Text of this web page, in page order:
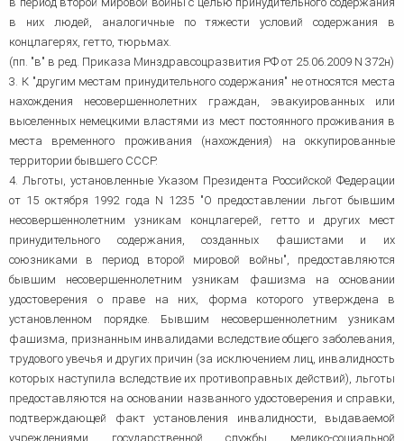
в них людей, аналогичные по тяжести условий содержания в
концлагерях, гетто, тюрьмах.
(пп. "в" в ред. Приказа Минздравсоцразвития РФ от 25.06.2009 N 372н)
3. К "другим местам принудительного содержания" не относятся места
нахождения несовершеннолетних граждан, эвакуированных или
выселенных немецкими властями из мест постоянного проживания в
места временного проживания (нахождения) на оккупированные
территории бывшего СССР.
4. Льготы, установленные Указом Президента Российской Федерации
от 15 октября 1992 года N 1235 "О предоставлении льгот бывшим
несовершеннолетним узникам концлагерей, гетто и других мест
принудительного содержания, созданных фашистами и их
союзниками в период второй мировой войны", предоставляются
бывшим несовершеннолетним узникам фашизма на основании
удостоверения о праве на них, форма которого утверждена в
установленном порядке. Бывшим несовершеннолетним узникам
фашизма, признанным инвалидами вследствие общего заболевания,
трудового увечья и других причин (за исключением лиц, инвалидность
которых наступила вследствие их противоправных действий), льготы
предоставляются на основании названного удостоверения и справки,
подтверждающей факт установления инвалидности, выдаваемой
учреждениями государственной службы медико-социальной